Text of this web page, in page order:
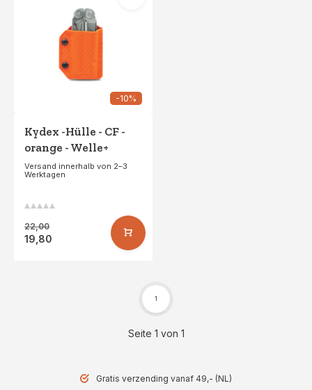
-10%
Kydex -Hülle - CF -
orange - Welle+
Versand innerhalb von 2–3
Werktagen
22,00
19,80
Seite 1 von 1
1
Gratis verzending vanaf 49,- (NL)